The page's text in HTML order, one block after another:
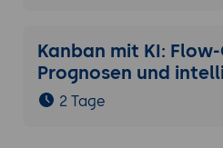
Kanban mit KI:
Prognosen und
2 Tage